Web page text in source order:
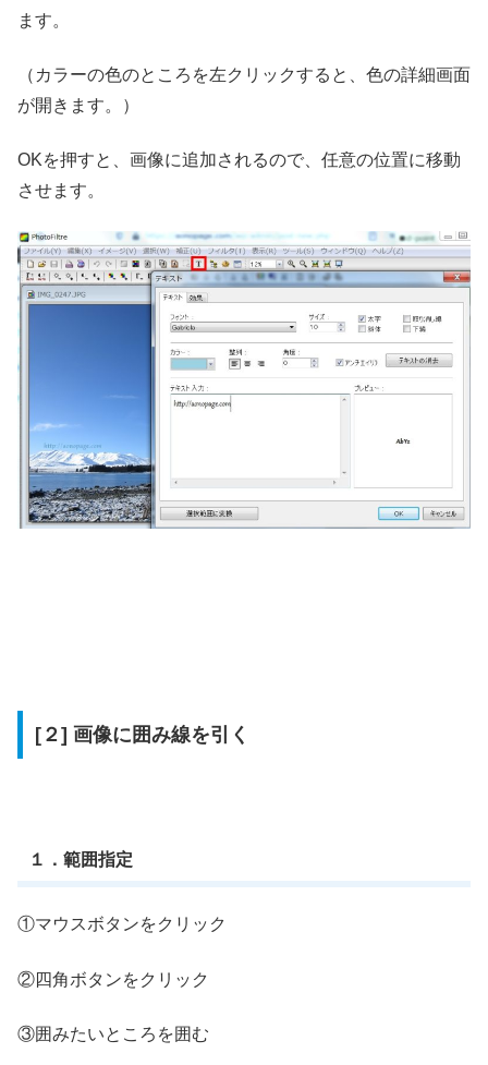
ます。
（カラーの色のところを左クリックすると、色の詳細画面
が開きます。）
OKを押すと、画像に追加されるので、任意の位置に移動
させます。
[２] 画像に囲み線を引く
１．範囲指定
①マウスボタンをクリック
②四角ボタンをクリック
③囲みたいところを囲む